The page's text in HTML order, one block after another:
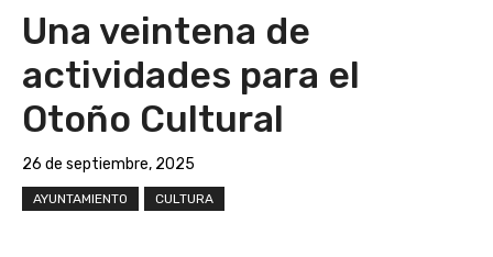
Una veintena de
actividades para el
Otoño Cultural
26 de septiembre, 2025
AYUNTAMIENTO CULTURA